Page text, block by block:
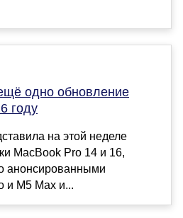
одно обновление
году
на этой неделе
MacBook Pro 14 и 16,
анонсированными
и M5 Max и...